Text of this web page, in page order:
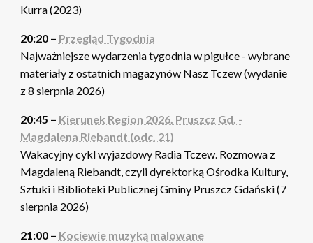
Kurra (2023)
20:20 – Przegląd Tygodnia
Najważniejsze wydarzenia tygodnia w pigułce - wybrane
materiały z ostatnich magazynów Nasz Tczew (wydanie
z 8 sierpnia 2026)
20:45 – Kierunek Region 2026. Pruszcz Gd. -
Magdalena Riebandt (odc. 21)
Wakacyjny cykl wyjazdowy Radia Tczew. Rozmowa z
Magdaleną Riebandt, czyli dyrektorką Ośrodka Kultury,
Sztuki i Biblioteki Publicznej Gminy Pruszcz Gdański (7
sierpnia 2026)
21:00 – Kociewie muzyką malowane